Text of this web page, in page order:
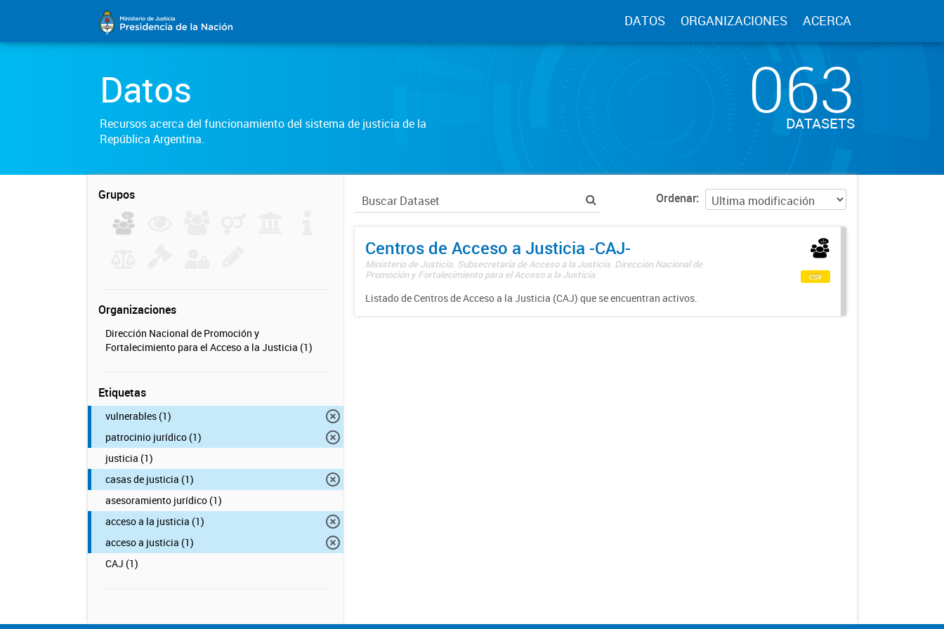
DATOS ORGANIZACIONES ACERCA
Datos
Recursos acerca del funcionamiento del sistema de justicia de la
República Argentina.
063
DATASETS
Grupos
Organizaciones
Dirección Nacional de Promoción y
Fortalecimiento para el Acceso a la Justicia (1)
Etiquetas
vulnerables (1)
patrocinio jurídico (1)
justicia (1)
casas de justicia (1)
asesoramiento jurídico (1)
acceso a la justicia (1)
acceso a justicia (1)
CAJ (1)
Ordenar
Centros de Acceso a Justicia -CAJ-
Ministerio de Justicia. Subsecretaría de Acceso a la Justicia. Dirección Nacional de
Promoción y Fortalecimiento para el Acceso a la Justicia
Listado de Centros de Acceso a la Justicia (CAJ) que se encuentran activos.
csv